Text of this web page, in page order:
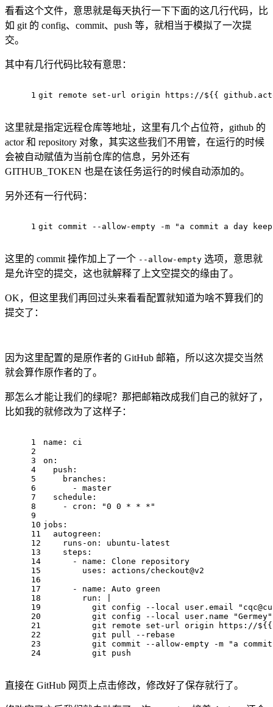
看看这个文件，意思就是每天执行一下下面的这几行代码，比
如 git 的 config、commit、push 等，就相当于模拟了一次提
交。
其中有几行代码比较有意思：
1 git remote set-url origin https: //${{ github.
这里就是指定远程仓库等地址，这里有几个占位符，github 的
actor 和 repository 对象，其实这些我们不用管，在运行的时候
会被自动赋值为当前仓库的信息，另外还有
GITHUB_TOKEN 也是在该任务运行的时候自动添加的。
另外还有一行代码：
1 git commit --allow-empty -m "a commit a day
这里的 commit 操作加上了一个 --allow-empty 选项，意思就
是允许空的提交，这也就解释了上文空提交的缘由了。
OK，但这里我们再回过头来看看配置就知道为啥不算我们的
提交了：
因为这里配置的是原作者的 GitHub 邮箱，所以这次提交当然
就会算作原作者的了。
那怎么才能让我们的绿呢？那把邮箱改成我们自己的就好了，
比如我的就修改为了这样子：
1
2
3
4
5
6
7
8
9
10
11
12
13
14
15
16
17
18
19
20
21
22
23
24
name : ci
on:
  push:
    branches:
      - master
  schedule:
    - cron: "0 0 * * *"
jobs:
  autogreen:
    runs-on: ubuntu-latest
    steps:
      - name: Clone repository
        uses: actions/checkout@v2
      - name: Auto green
        run: |
git config --local user.email
          git config --local user.name "Germey"
git remote set-url origin https://
          git pull --rebase
git commit --allow-empty -m "a
          git push
直接在 GitHub 网页上点击修改，修改好了保存就行了。